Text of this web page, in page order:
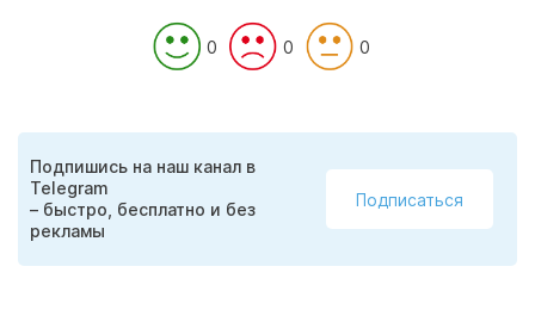
0 0 0
Подпишись на наш канал в
Telegram
– быстро, бесплатно и без
рекламы
Подписаться